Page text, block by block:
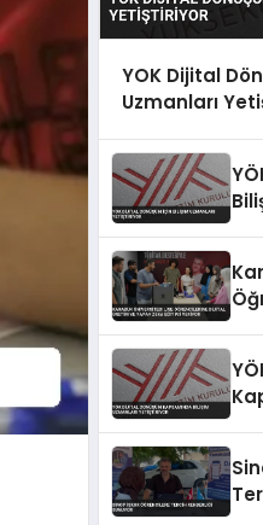
YOK Dijital
Uzmanları